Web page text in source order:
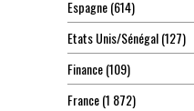
Espagne(614)
Etats Unis/Sénégal(127)
Finance(109)
France(1 872)